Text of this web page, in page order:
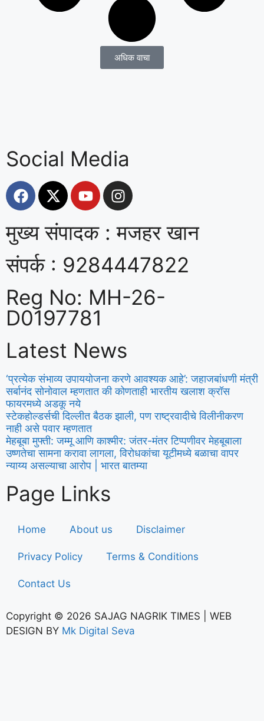
अधिक वाचा
Social Media
मुख्य संपादक : मजहर खान
संपर्क : 9284447822
Reg No: MH-26-
D0197781
Latest News
‘प्रत्येक संभाव्य उपाययोजना करणे आवश्यक आहे’: जहाजबांधणी मंत्री
सर्बानंद सोनोवाल म्हणतात की कोणताही भारतीय खलाश क्रॉस
फायरमध्ये अडकू नये
स्टेकहोल्डर्सची दिल्लीत बैठक झाली, पण राष्ट्रवादीचे विलीनीकरण
नाही असे पवार म्हणतात
मेहबूबा मुफ्ती: जम्मू आणि काश्मीर: जंतर-मंतर टिप्पणीवर मेहबूबाला
उष्णतेचा सामना करावा लागला, विरोधकांचा यूटीमध्ये बळाचा वापर
न्याय्य असल्याचा आरोप | भारत बातम्या
Page Links
Home About us Disclaimer
Privacy Policy Terms & Conditions
Contact Us
Copyright © 2026 SAJAG NAGRIK TIMES | WEB
DESIGN BY Mk Digital Seva